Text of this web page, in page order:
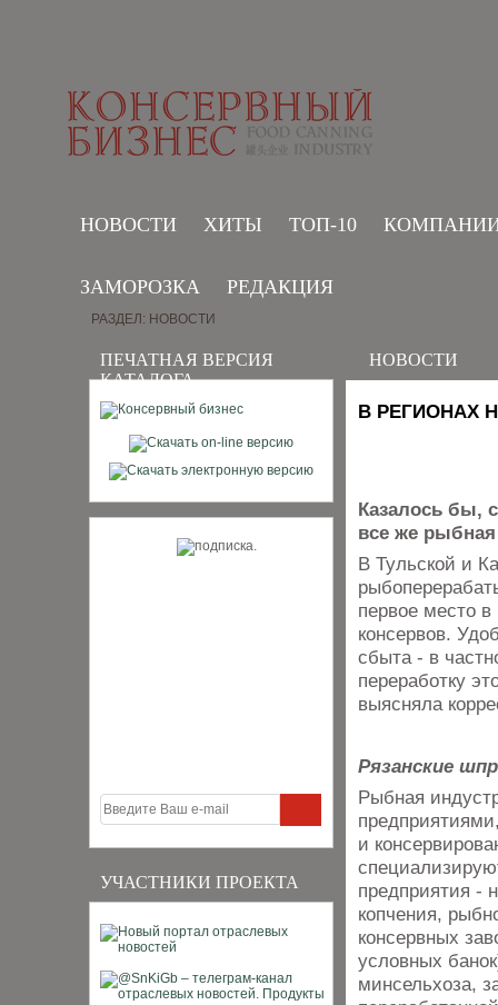
НОВОСТИ ХИТЫ ТОП-10
ЗАМОРОЗКА РЕДАКЦИЯ
ПЕЧАТНАЯ ВЕРСИЯ
КАТАЛОГА
УЧАСТНИКИ ПРОЕКТА
РАЗДЕЛ: НОВОСТИ
НОВОСТИ
В РЕГИОНАХ
Казалось бы,
все же рыбная
В Тульской и
первое место
консервов.
сбыта - в
переработку
выясняла
Рязанские
Рыбная
и
предприятия -
копчения,
консервных
условных
минсельхоза,